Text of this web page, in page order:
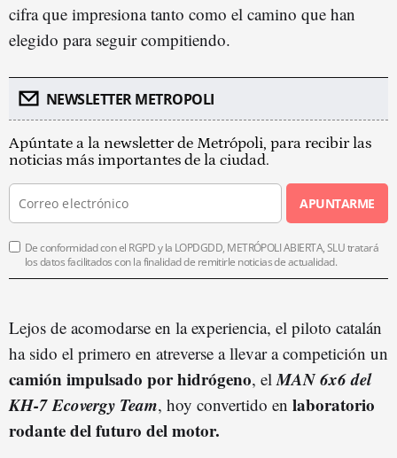
cifra que impresiona tanto como el camino que han
elegido para seguir compitiendo.
NEWSLETTER METROPOLI
Apúntate a la newsletter de Metrópoli, para recibir las
noticias más importantes de la ciudad.
APUNTARME
De conformidad con el RGPD y la LOPDGDD, METRÓPOLI ABIERTA, SLU tratará
los datos facilitados con la finalidad de remitirle noticias de actualidad.
Lejos de acomodarse en la experiencia, el piloto catalán
ha sido el primero en atreverse a llevar a competición un
camión impulsado por hidrógeno, el MAN 6x6 del
KH-7 Ecovergy Team, hoy convertido en laboratorio
rodante del futuro del motor.